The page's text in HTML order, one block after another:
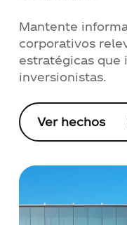
Mantente
corporativos
estratégicas que
inversionistas.
Ver hechos